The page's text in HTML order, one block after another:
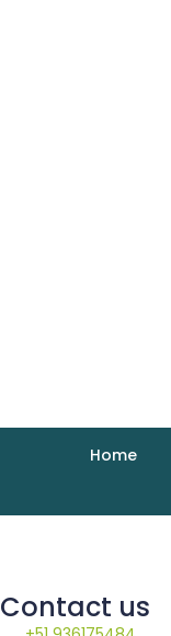
Home
Contact us